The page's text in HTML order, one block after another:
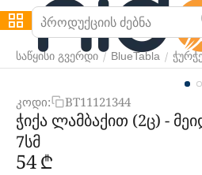
საწყისი გვერდი / BlueTabla /
კოდი: BT11121344
ჭიქა ლამბაქით (2ც) -
7სმ
‍54‍₾